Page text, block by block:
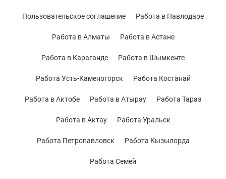
Пользовательское соглашение Работа в Павлодаре
Работа в Алматы Работа в Астане
Работа в Караганде Работа в Шымкенте
Работа Усть-Каменогорск Работа Костанай
Работа в Актобе Работа в Атырау Работа Тараз
Работа в Актау Работа Уральск
Работа Петропавловск Работа Кызылорда
Работа Семей